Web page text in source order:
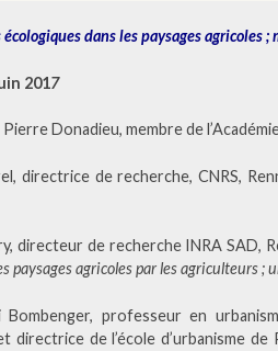
dans les paysages agricoles
2017
Donadieu, membre de
directrice de recherche, CNRS,
directeur de recherche INRA SAD,
paysages agricoles par les agriculteurs
Bombenger, professeur en
directrice de l’école d’urbanisme